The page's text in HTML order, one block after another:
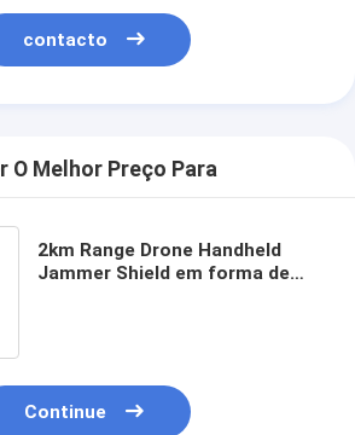
contacto
O Melhor Preço Para
2km Range Drone Handheld
Jammer Shield em forma de
Continue